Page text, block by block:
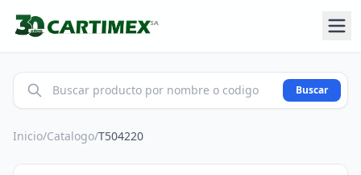
Buscar
Inicio/Catalogo/T504220